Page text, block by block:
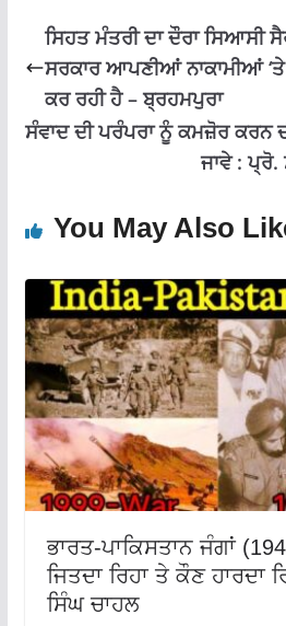
k p
ਸਿਹਤ ਮੰਤਰੀ ਦਾ ਦੌਰਾ ਸਿਆਸੀ
ਸਰਕਾਰ ਆਪਣੀਆਂ ਨਾਕਾਮੀਆਂ
ਕਰ ਰਹੀ ਹੈ – ਬ੍ਰਹਮਪੁਰਾ
ਸੰਵਾਦ ਦੀ ਪਰੰਪਰਾ ਨੂੰ ਕਮਜ਼ੋਰ ਕਰਨ
ਜਾਵੇ :
You May Also
ਭਾਰਤ-ਪਾਕਿਸਤਾਨ ਜੰਗਾਂ
ਜਿਤਦਾ ਰਿਹਾ ਤੇ ਕੌਣ ਹਾਰਦਾ
ਸਿੰਘ ਚਾਹਲ